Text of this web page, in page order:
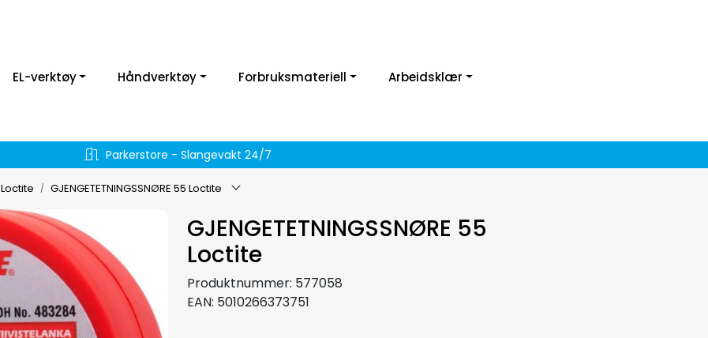
EL-verktøy Håndverktøy Forbruksmateriell Arbeidsklær
Parkerstore - Slangevakt 24/7
Loctite GJENGETETNINGSSNØRE 55 Loctite
GJENGETETNINGSSNØRE 55
Loctite
Produktnummer: 577058
EAN: 5010266373751